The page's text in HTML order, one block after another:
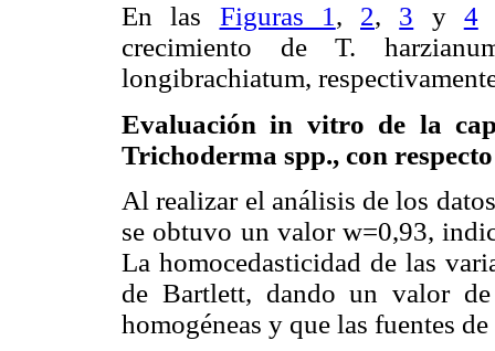
En las Figuras 1, 2, 3 y 4
crecimiento de T.
longibrachiatum,
Evaluación in vitro de la
Trichoderma spp., con
Al realizar el análisis de los
se obtuvo un valor w=0,93,
La homocedasticidad de las
de Bartlett, dando un valor
homogéneas y que las fuentes